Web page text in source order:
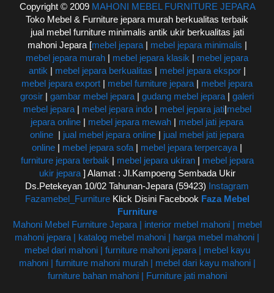
Copyright © 2009 MAHONI MEBEL FURNITURE JEPARA
Toko Mebel & Furniture jepara murah berkualitas terbaik
jual mebel furniture minimalis antik ukir berkualitas jati
mahoni Jepara [mebel jepara| mebel jepara minimalis |
mebel jepara murah | mebel jepara klasik | mebel jepara
antik | mebel jepara berkualitas | mebel jepara ekspor|
mebel jepara export | mebel furniture jepara | mebel jepara
grosir | gambar mebel jepara | gudang mebel jepara | galeri
mebel jepara| mebel jepara indo| mebel jepara jati|mebel
jepara online | mebel jepara mewah | mebel jati jepara
online | jual mebel jepara online | jual mebel jati jepara
online | mebel jepara sofa | mebel jepara terpercaya |
furniture jepara terbaik | mebel jepara ukiran| mebel jepara
ukir jepara ] Alamat : Jl.Kampoeng Sembada Ukir
Ds.Petekeyan 10/02 Tahunan-Jepara (59423) Instagram
Fazamebel_FurnitureKlick Disini Facebook Faza Mebel
Furniture
Mahoni Mebel Furniture Jepara | interior mebel mahoni | mebel
mahoni jepara | katalog mebel mahoni | harga mebel mahoni |
mebel dari mahoni | furniture mahoni jepara | mebel kayu
mahoni | furniture mahoni murah | mebel dari kayu mahoni |
furniture bahan mahoni | Furniture jati mahoni